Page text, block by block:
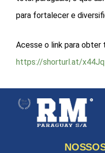
para fortalecer e
Acesse o link para obter
https://shorturl.at/x44Jq